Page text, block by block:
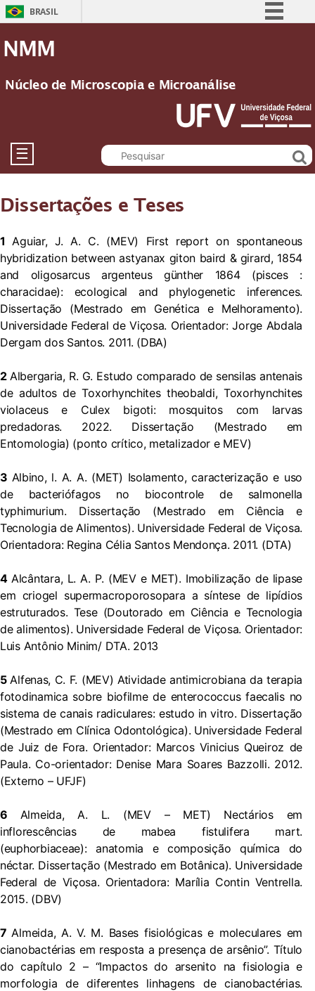
BRASIL
Participe
Acesso à informação
Legislação
Canais
NMM
Núcleo de Microscopia e Microanálise
☰
Dissertações e Teses
1Aguiar, J. A. C. (MEV) First report on spontaneous
hybridization between astyanax giton baird & girard, 1854
and oligosarcus argenteus günther 1864 (pisces :
characidae): ecological and phylogenetic inferences.
Dissertação (Mestrado em Genética e Melhoramento).
Universidade Federal de Viçosa. Orientador: Jorge Abdala
Dergam dos Santos. 2011. (DBA)
2 Albergaria, R. G. Estudo comparado de sensilas antenais
de adultos de Toxorhynchites theobaldi, Toxorhynchites
violaceus e Culex bigoti: mosquitos com larvas
predadoras. 2022. Dissertação (Mestrado em
Entomologia) (ponto crítico, metalizador e MEV)
3 Albino, l. A. A. (MET) Isolamento, caracterização e uso
de bacteriófagos no biocontrole de salmonella
typhimurium. Dissertação (Mestrado em Ciência e
Tecnologia de Alimentos). Universidade Federal de Viçosa.
Orientadora: Regina Célia Santos Mendonça. 2011. (DTA)
4Alcântara, L. A. P. (MEV e MET). Imobilização de lipase
em criogel supermacroporosopara a síntese de lipídios
estruturados. Tese (Doutorado em Ciência e Tecnologia
de alimentos). Universidade Federal de Viçosa. Orientador:
Luis Antônio Minim/ DTA. 2013
5Alfenas, C. F. (MEV) Atividade antimicrobiana da terapia
fotodinamica sobre biofilme de enterococcus faecalis no
sistema de canais radiculares: estudo in vitro. Dissertação
(Mestrado em Clínica Odontológica). Universidade Federal
de Juiz de Fora. Orientador: Marcos Vinicius Queiroz de
Paula. Co-orientador: Denise Mara Soares Bazzolli. 2012.
(Externo – UFJF)
6 Almeida, A. L. (MEV – MET) Nectários em
inflorescências de mabea fistulifera mart.
(euphorbiaceae): anatomia e composição química do
néctar. Dissertação (Mestrado em Botânica). Universidade
Federal de Viçosa. Orientadora: Marília Contin Ventrella.
2015. (DBV)
7Almeida, A. V. M. Bases fisiológicas e moleculares em
cianobactérias em resposta a presença de arsênio”. Título
do capítulo 2 – “Impactos do arsenito na fisiologia e
morfologia de diferentes linhagens de cianobactérias.